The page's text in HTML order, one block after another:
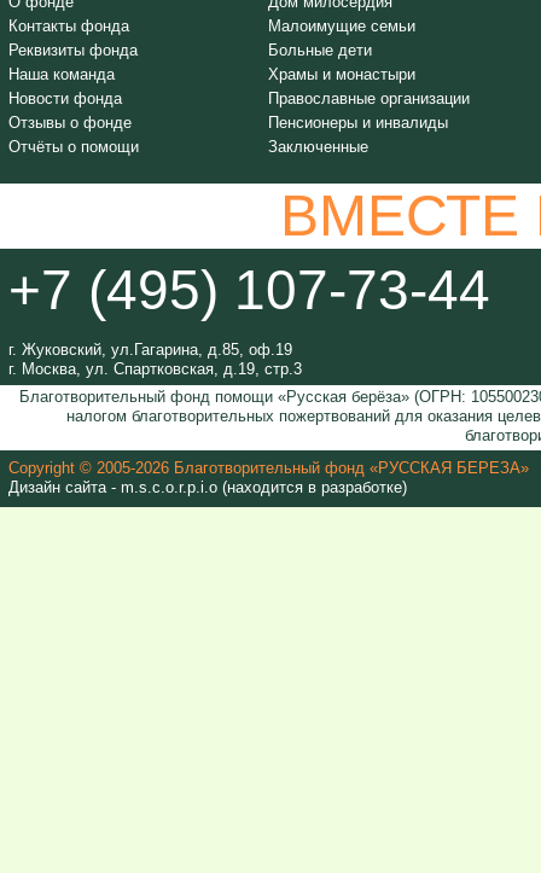
Контакты фонда
Реквизиты фонда
Наша команда
Новости фонда
Отзывы о фонде
Отчёты о помощи
Малоимущие семьи
Больные дети
Храмы и монастыри
Православные организации
Пенсионеры и инвалиды
Заключенные
+7 (495) 107-73-44
г. Жуковский, ул.Гагарина, д.85, оф.19
г. Москва, ул. Спартковская, д.19, стр.3
Благотворительный фонд помощи «Русская берёза» (ОГРН:
налогом благотворительных пожертвований для оказания
Copyright © 2005-2026 Благотворительный фонд «РУССКАЯ БЕРЕЗА»
Дизайн сайта - m.s.c.o.r.p.i.o (находится в разработке)